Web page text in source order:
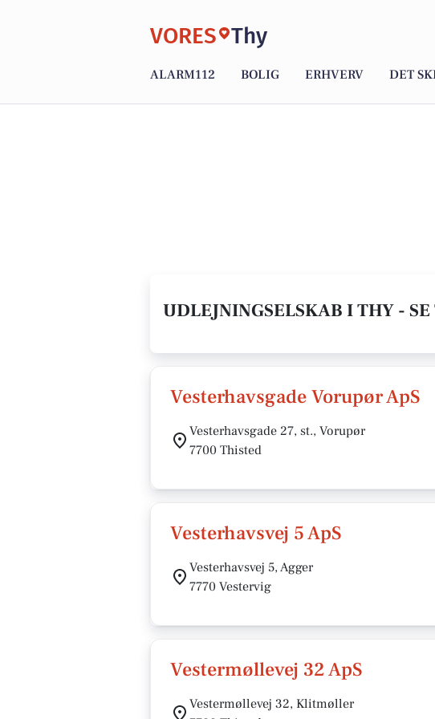
VORES Thy
ALARM112 BOLIG ERHVERV DET
UDLEJNINGSELSKAB I THY -
Vesterhavsgade Vorupør ApS
Vesterhavsgade 27, st., Vorupør
7700 Thisted
Vesterhavsvej 5 ApS
Vesterhavsvej 5, Agger
7770 Vestervig
Vestermøllevej 32 ApS
Vestermøllevej 32, Klitmøller